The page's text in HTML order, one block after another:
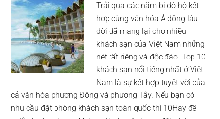
cần
biết
Trải qua các năm bị đô hộ kết
hợp cùng văn hóa Á đông lâu
đời đã mang lại cho nhiều
khách sạn của Việt Nam những
nét rất riêng và độc đáo. Top 10
khách sạn nổi tiếng nhất ở Việt
Nam là sự kết hợp tuyệt vời của
cả văn hóa phương Đông và phương Tây. Nếu bạn có
nhu cầu đặt phòng khách sạn toàn quốc thì 10Hay đề